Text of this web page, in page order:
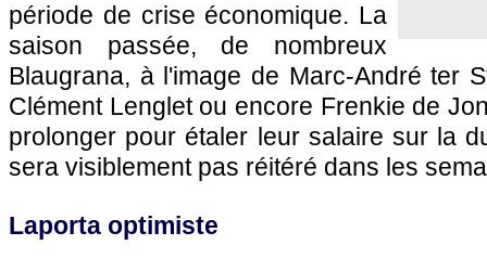
période de crise économique. La
saison passée, de nombreux
Blaugrana, à l'image de Marc-André ter
Clément Lenglet ou encore Frenkie de
prolonger pour étaler leur salaire sur la
sera visiblement pas réitéré dans les
Laporta optimiste